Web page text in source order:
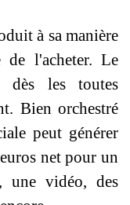
à sa manière
de l'acheter. Le
dès les toutes
Bien orchestré
peut générer
net pour un
une vidéo, des